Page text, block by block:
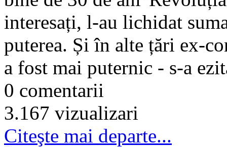
interesați, l-au lichidat
puterea. Și în alte țări ex-
a fost mai puternic - s-a
0 comentarii
3.167 vizualizari
Citeşte mai departe...